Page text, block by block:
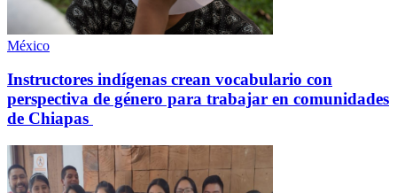
México
Instructores indígenas crean vocabulario con
perspectiva de género para trabajar en comunidades
de Chiapas